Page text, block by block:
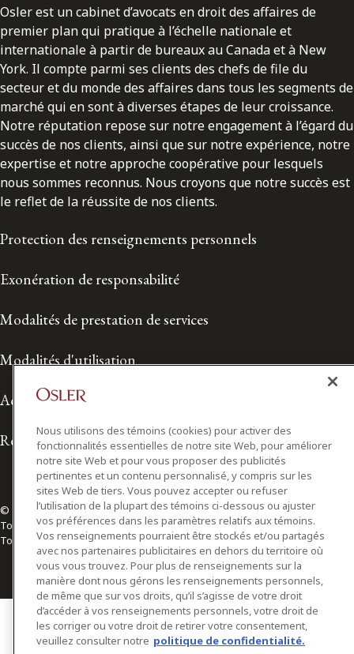
Osler est un cabinet d’avocats en droit des affaires de
premier plan qui pratique à l’échelle nationale et
internationale à partir de bureaux au Canada et à New
York. Il compte parmi ses clients des chefs de file du
secteur et du monde des affaires dans tous les segments de
marché qui en sont à diverses étapes de leur croissance.
Notre réputation repose sur notre engagement à l’égard du
succès de nos clients, ainsi que sur notre expérience, notre
expertise et notre approche coopérative pour lesquels
nous sommes reconnus. Nous croyons que notre succès est
le reflet de la réussite de nos clients.
Protection des renseignements personnels
Exonération de responsabilité
Modalités de prestation de services
Modalités d'utilisation
Accessibilité
Relations avec les médias
© 2026 Osler, Hoskin & Harcourt S.E.N.C.R.L./s.r.l.
Tous droits réservés
Toronto | Montréal | Calgary | Vancouver | Ottawa | New York
Nous utilisons des témoins (cookies) pour activer des
fonctionnalités essentielles de notre site Web, pour améliorer
notre site Web et pour vous proposer des publicités
pertinentes et un contenu personnalisé, y compris sur les
sites Web de tiers. Vous pouvez accepter ou refuser
l’utilisation de la plupart des témoins ci-dessous ou ajuster
vos préférences dans les paramètres relatifs aux témoins.
Vos renseignements pourraient être stockés et/ou partagés
avec nos partenaires publicitaires en dehors du territoire où
vous vous trouvez. Pour plus de renseignements sur la
manière dont nous gérons les renseignements personnels,
de même que sur vos droits, qu’il s’agisse de votre droit
d’accéder à vos renseignements personnels, votre droit de
les corriger ou votre droit de retirer votre consentement,
veuillez consulter notre politique de confidentialité.